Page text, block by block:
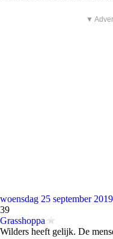
▼
woensdag 25 september
39
Grasshoppa
Wilders heeft gelijk. De